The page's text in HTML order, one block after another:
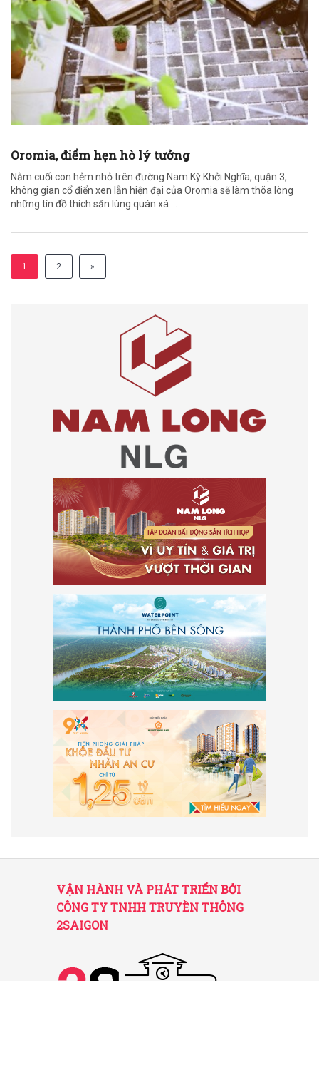
Oromia, điểm hẹn hò lý tưởng
Nằm cuối con hẻm nhỏ trên đường Nam Kỳ Khởi Nghĩa, quận 3,
không gian cổ điển xen lẫn hiện đại của Oromia sẽ làm thõa lòng
những tín đồ thích săn lùng quán xá ...
1 2 »
VẬN HÀNH VÀ PHÁT TRIỂN BỞI
CÔNG TY TNHH TRUYỀN THÔNG
2SAIGON